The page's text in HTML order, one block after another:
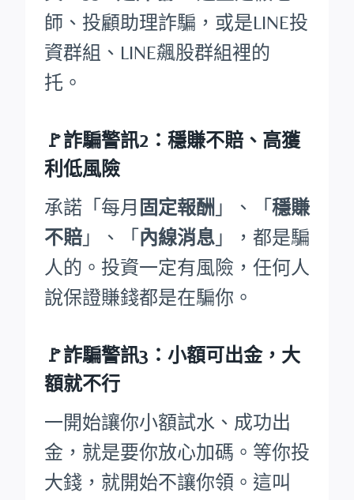
師、投顧助理詐騙，或是LINE投
資群組、LINE飆股群組裡的
托。
🚩詐騙警訊2：穩賺不賠、高獲
利低風險
承諾「每月 固定報酬 」、「 穩賺
不賠 」、「 內線消息 」，都是騙
人的。投資一定有風險，任何人
說保證賺錢都是在騙你。
🚩詐騙警訊3：小額可出金，大
額就不行
一開始讓你小額試水、成功出
金，就是要你放心加碼。等你投
大錢，就開始不讓你領。這叫